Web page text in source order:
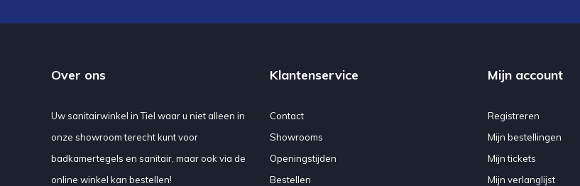
Over ons
Uw sanitairwinkel in Tiel waar u niet alleen in
onze showroom terecht kunt voor
badkamertegels en sanitair, maar ook via de
online winkel kan bestellen!
Klantenservice
Contact
Showrooms
Openingstijden
Bestellen
Mijn account
Registreren
Mijn bestellingen
Mijn tickets
Mijn verlanglijst